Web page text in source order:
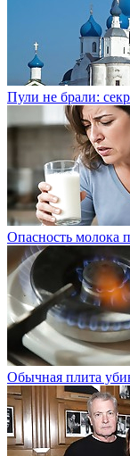
Пули не брали:
Опасность молока
Обычная плита